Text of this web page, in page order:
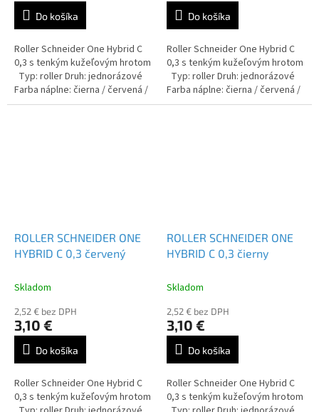
Do košíka
Roller Schneider One Hybrid C
0,3 s tenkým kužeľovým hrotom
Typ: roller Druh: jednorázové
Farba náplne: čierna / červená /
modrá / zelená / lilac
Do košíka
Roller Schneider One Hybrid C
0,3 s tenkým kužeľovým hrotom
Typ: roller Druh: jednorázové
Farba náplne: čierna / červená /
modrá / zelená / lilac
ROLLER SCHNEIDER ONE
HYBRID C 0,3 červený
Skladom
2,52 € bez DPH
3,10 €
Do košíka
Roller Schneider One Hybrid C
0,3 s tenkým kužeľovým hrotom
ROLLER SCHNEIDER ONE
HYBRID C 0,3 čierny
Skladom
2,52 € bez DPH
3,10 €
Do košíka
Roller Schneider One Hybrid C
0,3 s tenkým kužeľovým hrotom